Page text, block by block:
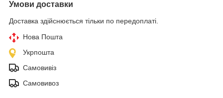
Умови доставки
Доставка здійснюється тільки по передоплаті.
Нова Пошта
Укрпошта
Самовивіз
Самовивоз